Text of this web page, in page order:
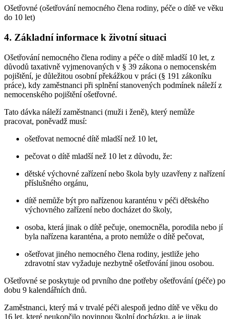
Ošetřovné (ošetřování nemocného člena rodiny, péče o dítě ve věku
do 10 let)
4. Základní informace k životní situaci
Ošetřování nemocného člena rodiny a péče o dítě mladší 10 let, z
důvodů taxativně vyjmenovaných v § 39 zákona o nemocenském
pojištění, je důležitou osobní překážkou v práci (§ 191 zákoníku
práce), kdy zaměstnanci při splnění stanovených podmínek náleží z
nemocenského pojištění ošetřovné.
Tato dávka náleží zaměstnanci (muži i ženě), který nemůže
pracovat, poněvadž musí:
ošetřovat nemocné dítě mladší než 10 let,
pečovat o dítě mladší než 10 let z důvodu, že:
dětské výchovné zařízení nebo škola byly uzavřeny z nařízení
příslušného orgánu,
dítě nemůže být pro nařízenou karanténu v péči dětského
výchovného zařízení nebo docházet do školy,
osoba, která jinak o dítě pečuje, onemocněla, porodila nebo jí
byla nařízena karanténa, a proto nemůže o dítě pečovat,
ošetřovat jiného nemocného člena rodiny, jestliže jeho
zdravotní stav vyžaduje nezbytně ošetřování jinou osobou.
Ošetřovné se poskytuje od prvního dne potřeby ošetřování (péče) po
dobu 9 kalendářních dnů.
Zaměstnanci, který má v trvalé péči alespoň jedno dítě ve věku do
16 let, které neukončilo povinnou školní docházku, a je jinak